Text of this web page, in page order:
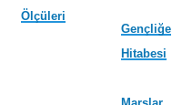
Ölçüleri
Gençliğe
Hitabesi